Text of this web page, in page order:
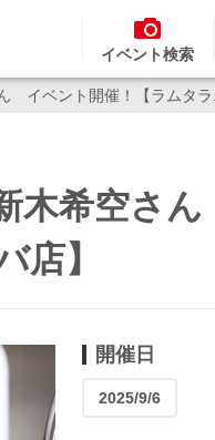
イベント検索
イベント開催！【ラムタラ
木希空さ
店】
開催日
2025/9/6